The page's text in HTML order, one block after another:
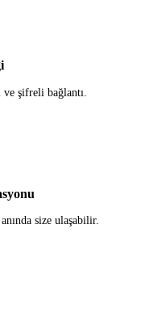
şifreli bağlantı.
size ulaşabilir.